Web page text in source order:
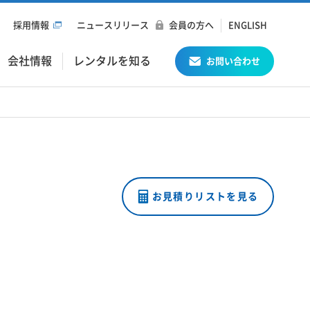
会社情報 レンタルを知る お問い合わせ
採用情報 ニュースリリース 会員の方へ ENGLISH
お見積りリストを見る